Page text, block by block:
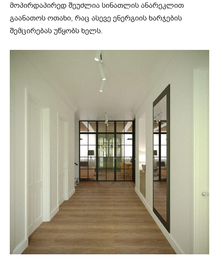
მოპირდაპირედ შეუძლია სინათლის ანარეკლით
გაანათოს ოთახი, რაც ასევე ენერგიის ხარჯების
შემცირებას უწყობს ხელს.